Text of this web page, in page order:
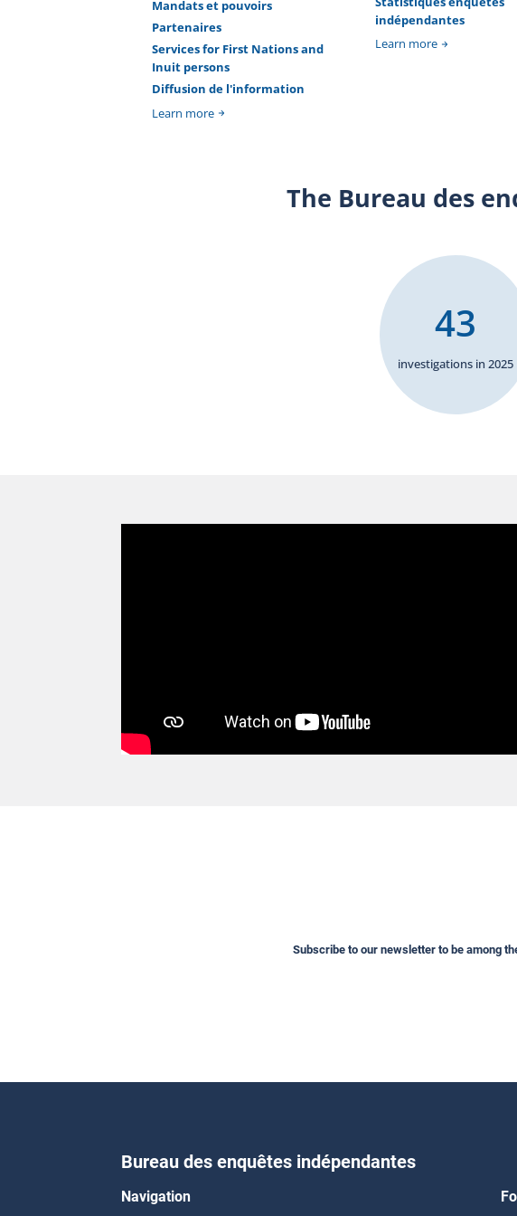
Mandats et pouvoirs
Partenaires
Services for First Nations and
Inuit persons
Diffusion de l'information
Learn more
indépendantes
Learn more
The Bureau des
investigations in 2025
43
Subscribe to our newsletter to be among
Bureau des enquêtes indépendantes
Navigation